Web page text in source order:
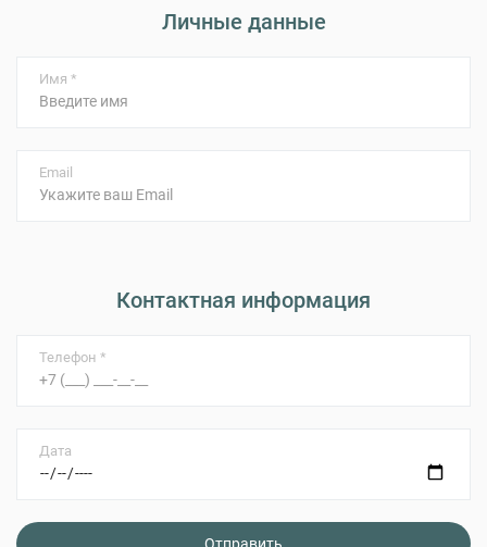
Личные данные
Имя *
Email
Контактная информация
Телефон *
Дата